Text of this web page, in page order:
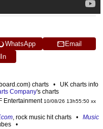
WhatsApp
Email
charts • UK charts info
Company's charts
Entertainment 10/08/26 13h55:50 xx
, rock music hit charts • Music
•